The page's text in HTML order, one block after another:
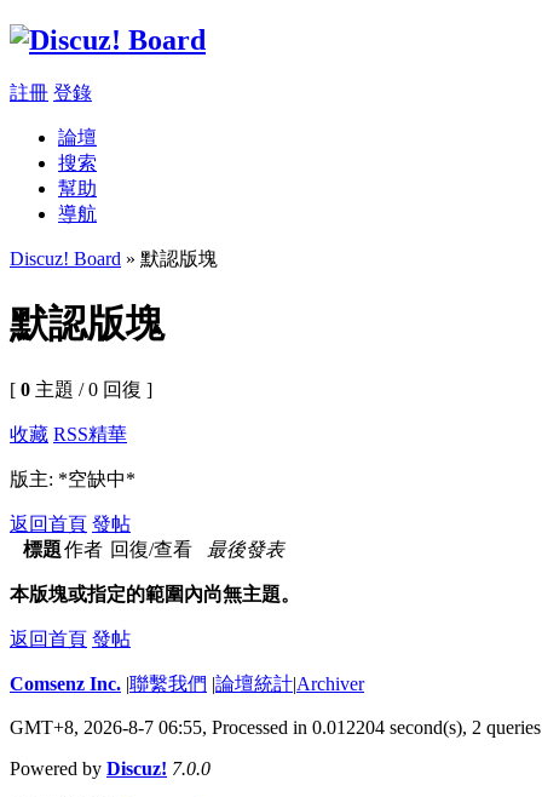
註冊 登錄
論壇
搜索
幫助
導航
Discuz! Board » 默認版塊
默認版塊
[ 0 主題 / 0 回復 ]
收藏 RSS精華
版主: *空缺中*
返回首頁 發帖
標題作者 回復/查看 最後發表
本版塊或指定的範圍內尚無主題。
返回首頁 發帖
Comsenz Inc. |聯繫我們 |論壇統計|Archiver
GMT+8, 2026-8-7 06:55, Processed in 0.012204 second(s), 2 queries
Powered by Discuz! 7.0.0